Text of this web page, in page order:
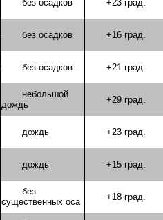
без осадков +23 град.
без осадков +16 град.
без осадков +21 град.
небольшой
дождь
+29 град.
дождь +23 град.
дождь +15 град.
без
существенных оса
+18 град.